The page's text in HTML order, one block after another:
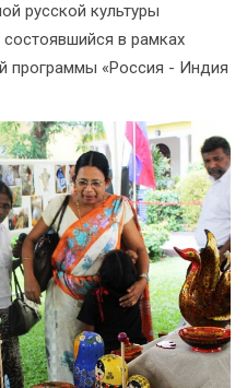
русской культуры
в рамках
программы «Россия - Индия